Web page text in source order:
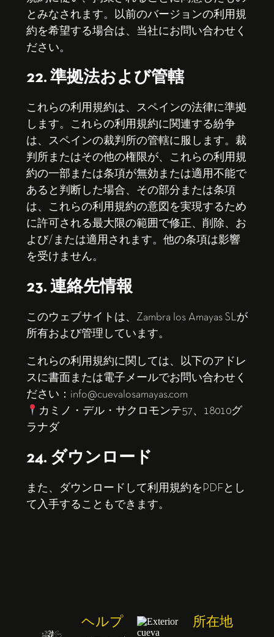
とみなされます。以前のバージョンの利用規
約を希望する場合は、当社にお問い合わせく
ださい。
22. 準拠法および管轄
これらの利用規約は、スペインの法律に準拠
します。これらの利用規約に関連する紛争
は、スペインの裁判所の管轄に服します。裁
判所またはその他の権限が、これらの利用規
約の一部または条項が無効または適用不能で
あると判断した場合、その部分または条項
は、これらの利用規約の意図を実現するため
に許可される最大限の範囲で修正、削除、お
よび/または適用されます。他の条項は影響
を受けません。
23. 連絡先情報
このウェブサイトは、Zambra los Amayas SLが
所有および管理しています。
これらの利用規約に関しては、以下のアドレ
スに書面または電子メールでお問い合わせく
ださい：info@cuevalosamayas.com
カミノ・デル・サクロモンテ57、18010グ
ラナダ
24. ダウンロード
また、 ダウンロード して利用規約をPDFとし
て入手することもできます。
ヘルプ 所在地